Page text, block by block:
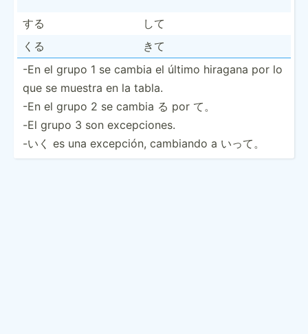
する
して
くる
きて
-En el grupo 1 se cambia el último hiragana por lo
que se muestra en la tabla.
-En el grupo 2 se cambia る por て。
-El grupo 3 son excepc­iones.
-いく es una excepción, cambiando a いって。